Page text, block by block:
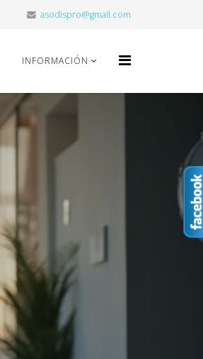
asodispro@gmail.com
INFORMACIÓN